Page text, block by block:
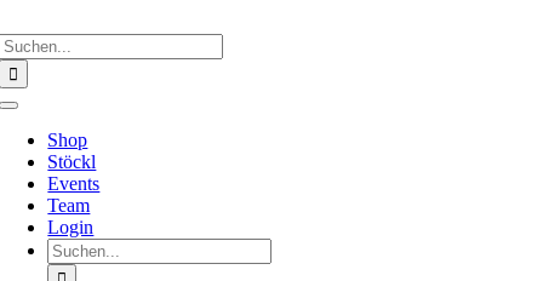
Toggle
Navigation
Shop
Stöckl
Events
Team
Login
Suche
nach: